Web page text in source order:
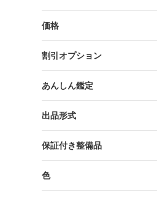
価格
割引オプション
あんしん鑑定
出品形式
保証付き整備品
色